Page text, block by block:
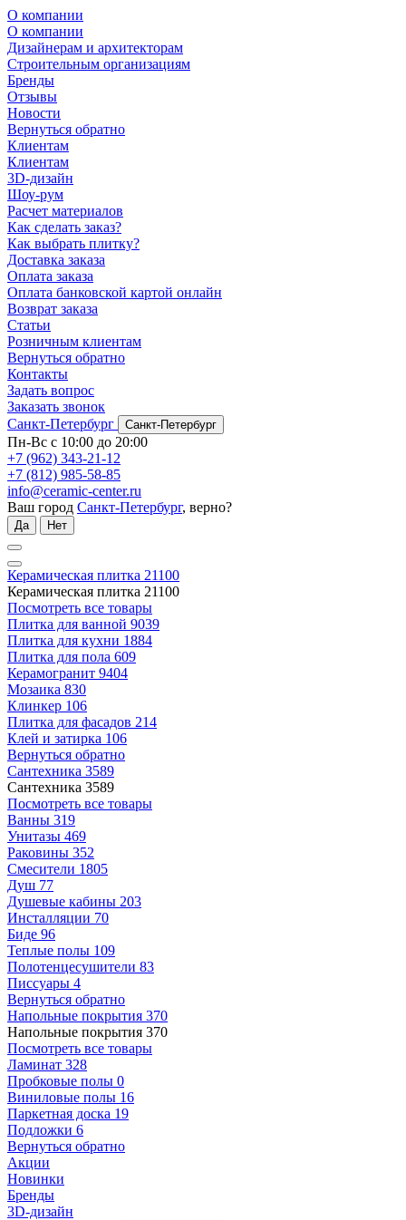
О компании
О компании
Дизайнерам и архитекторам
Строительным организациям
Бренды
Отзывы
Новости
Вернуться обратно
Клиентам
Клиентам
3D-дизайн
Шоу-рум
Расчет материалов
Как сделать заказ?
Как выбрать плитку?
Доставка заказа
Оплата заказа
Оплата банковской картой онлайн
Возврат заказа
Статьи
Розничным клиентам
Вернуться обратно
Контакты
Задать вопрос
Заказать звонок
Санкт-Петербург
Санкт-Петербург
Пн-Вс с 10:00 до 20:00
+7 (962) 343-21-12
+7 (812) 985-58-85
info@ceramic-center.ru
Ваш город Санкт-Петербург, верно?
Да Нет
Керамическая плитка 21100
Керамическая плитка 21100
Посмотреть все товары
Плитка для ванной 9039
Плитка для кухни 1884
Плитка для пола 609
Керамогранит 9404
Мозаика 830
Клинкер 106
Плитка для фасадов 214
Клей и затирка 106
Вернуться обратно
Сантехника 3589
Сантехника 3589
Посмотреть все товары
Ванны 319
Унитазы 469
Раковины 352
Смесители 1805
Душ 77
Душевые кабины 203
Инсталляции 70
Биде 96
Теплые полы 109
Полотенцесушители 83
Писсуары 4
Вернуться обратно
Напольные покрытия 370
Напольные покрытия 370
Посмотреть все товары
Ламинат 328
Пробковые полы 0
Виниловые полы 16
Паркетная доска 19
Подложки 6
Вернуться обратно
Акции
Новинки
Бренды
3D-дизайн